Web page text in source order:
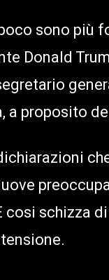
sono più
Donald
a proposito
cosi schizza